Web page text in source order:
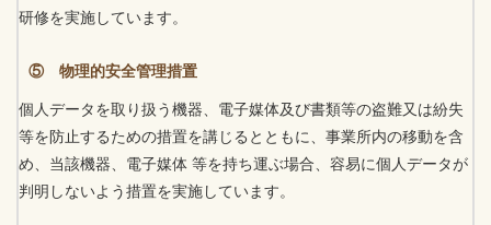
研修を実施しています。
⑤ 物理的安全管理措置
個人データを取り扱う機器、電子媒体及び書類等の盗難又は紛失
等を防止するための措置を講じるとともに、事業所内の移動を含
め、当該機器、電子媒体 等を持ち運ぶ場合、容易に個人データが
判明しないよう措置を実施しています。